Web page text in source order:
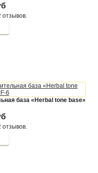
база «Herbal tone base»